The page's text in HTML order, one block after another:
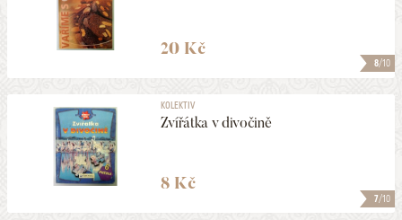
8/10
20 Kč
7/10
KOLEKTIV
Zvířátka v divočině
8 Kč